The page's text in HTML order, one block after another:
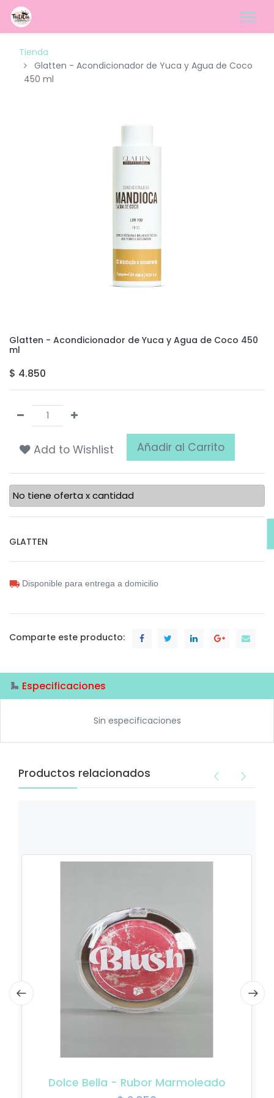
Tienda
Glatten - Acondicionador de Yuca y Agua de Coco
450 ml
Glatten - Acondicionador de Yuca y Agua de Coco 450
ml
$ 4.850
Add to Wishlist Añadir al Carrito
No tiene oferta x cantidad
GLATTEN
Disponible para entrega a domicilio
Comparte este producto:
Especificaciones
Sin especificaciones
Productos relacionados
Dolce Bella - Rubor Marmoleado